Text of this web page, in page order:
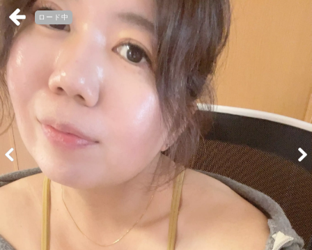
ロード中